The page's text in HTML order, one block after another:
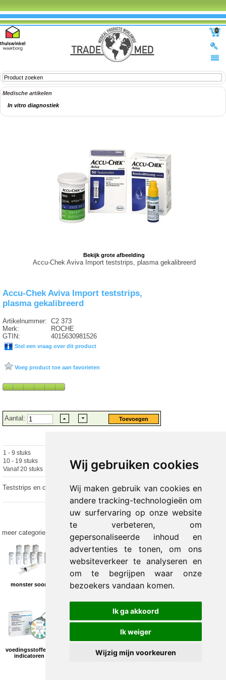
Wij gebruiken cookies
Wij maken gebruik van cookies en
andere tracking-technologieën om
uw surfervaring op onze website
te verbeteren, om
gepersonaliseerde inhoud en
advertenties te tonen, om ons
websiteverkeer te analyseren en
om te begrijpen waar onze
bezoekers vandaan komen.
Ik ga akkoord
Ik weiger
Wijzig mijn voorkeuren
0
Medische artikelen
In vitro diagnostiek
Bekijk grote afbeelding
Accu-Chek Aviva Import teststrips, plasma gekalibreerd
Accu-Chek Aviva Import teststrips,
plasma gekalibreerd
Artikelnummer:
Merk:
GTIN:
C2 373
ROCHE
4015630981526
Stel een vraag over dit product
Voeg product toe aan favorieten
Aantal:
1 - 9 stuks
10 - 19 stuks
€ 18.30 excl.
€ 19.95 incl. 9% BTW
Vanaf 20 stuks
€ 17.90 excl. € 19.51 incl. 9% BTW
Teststrips en controlevloeistof geschikt voor Accu-Chek Aviva en Nano.
meer categorieën
monster soort test parameters
voedingsstoffen -
indicatoren